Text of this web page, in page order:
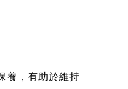
養，有助於維持